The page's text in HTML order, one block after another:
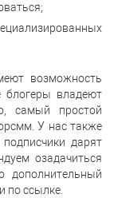
возможность
блогеры владеют
самый простой
У нас также
подписчики дарят
озадачиться
дополнительный
по ссылке.